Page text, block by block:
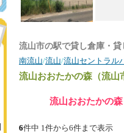
流山市の駅で貸し倉庫・
南流山/流山/流山セントラル
流山おおたかの森（流山
流山おおたかの
6件中 1件から6件まで表示